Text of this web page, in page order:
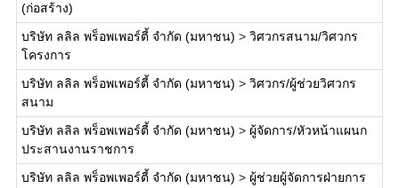
(ก่อสร้าง)
บริษัท ลลิล พร็อพเพอร์ตี้ จำกัด (มหาชน) > วิศวกรสนาม/วิศวกร
โครงการ
บริษัท ลลิล พร็อพเพอร์ตี้ จำกัด (มหาชน) > วิศวกร/ผู้ช่วยวิศวกร
สนาม
บริษัท ลลิล พร็อพเพอร์ตี้ จำกัด (มหาชน) > ผู้จัดการ/หัวหน้าแผนก
ประสานงานราชการ
บริษัท ลลิล พร็อพเพอร์ตี้ จำกัด (มหาชน) > ผู้ช่วยผู้จัดการฝ่ายการ